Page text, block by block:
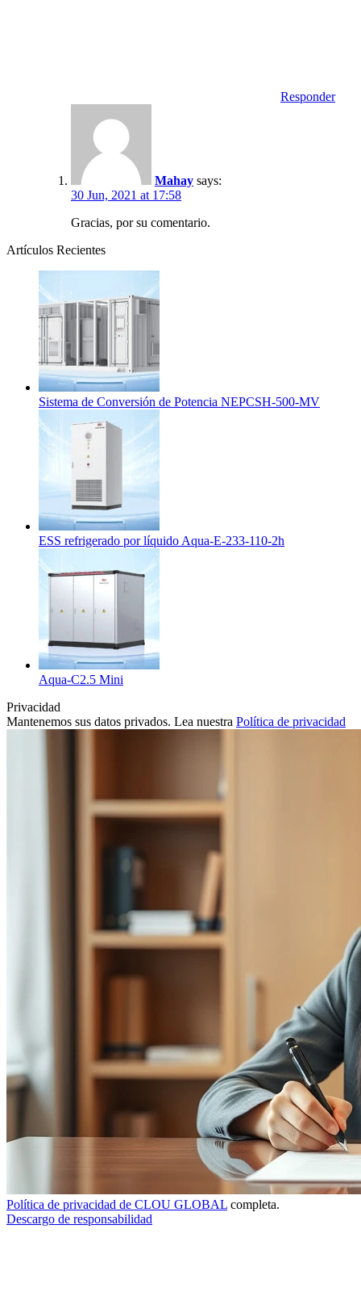
Responder
Mahay says:
30 Jun, 2021 at 17:58
Gracias, por su comentario.
Artículos Recientes
Sistema de Conversión de Potencia NEPCSH-500-MV
ESS refrigerado por líquido Aqua-E-233-110-2h
Aqua-C2.5 Mini
Privacidad
Mantenemos sus datos privados. Lea nuestra Política de privacidad
Política de privacidad de CLOU GLOBAL completa.
Descargo de responsabilidad